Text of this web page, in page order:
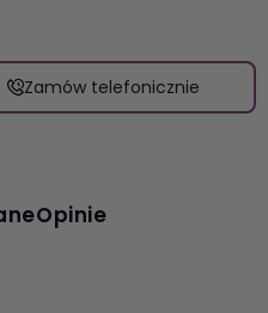
Zamów telefonicznie
Opinie